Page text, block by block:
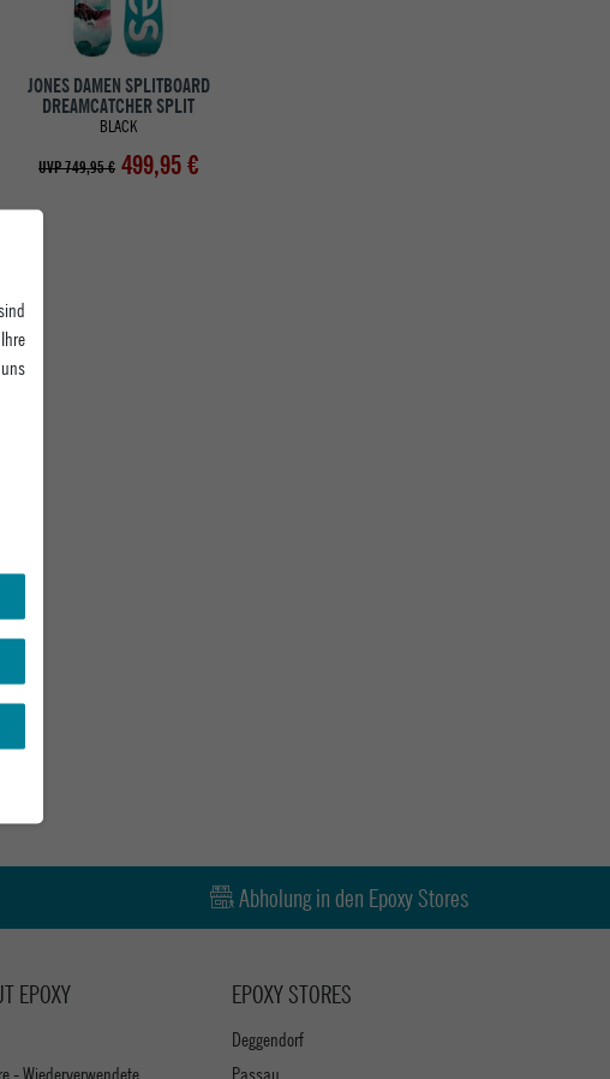
JONES DAMEN SPLITBOARD
DREAMCATCHER SPLIT
BLACK
UVP 749,95 € 499,95 €
Abholung in den Epoxy Stores
EPOXY EPOXY STORES
Deggendorf